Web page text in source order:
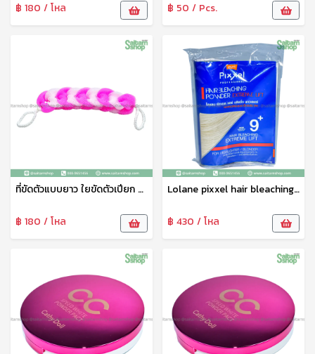
฿ 180 / โหล ฿ 50 / Pcs.
ที่ขัดตัวแบบยาว ใยขัดตัวเปียก ขัดผิว คละสี ทำความสะอาดผิว จับถนัดมือ สะอาดหมดจด No.21315
฿ 180 / โหล
Lolane pixxel hair bleaching ผงฟอกสีผม ผงกัดสีผม โลแลน สูตร Extreme Lift 9+
฿ 430 / โหล